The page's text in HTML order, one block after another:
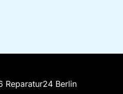
Berlin